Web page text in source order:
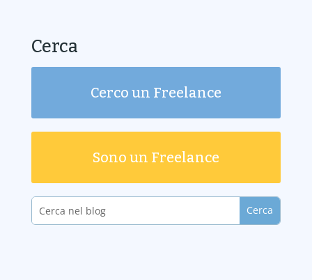
Cerca
Cerco un Freelance
Sono un Freelance